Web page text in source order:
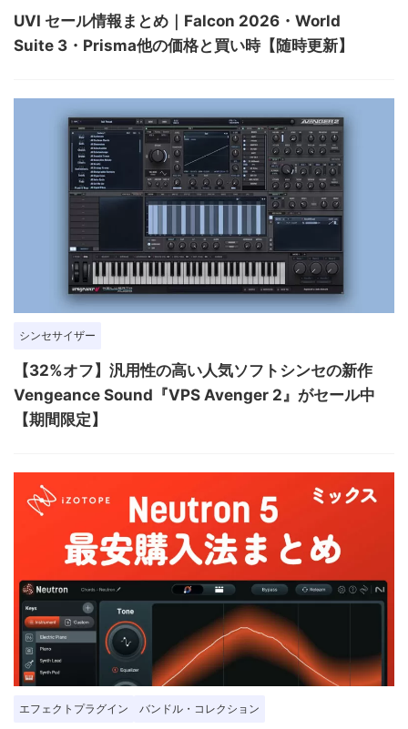
UVI セール情報まとめ｜Falcon 2026・World
Suite 3・Prisma他の価格と買い時【随時更新】
シンセサイザー
【32%オフ】汎用性の高い人気ソフトシンセの新作
Vengeance Sound『VPS Avenger 2』がセール中
【期間限定】
エフェクトプラグイン バンドル・コレクション